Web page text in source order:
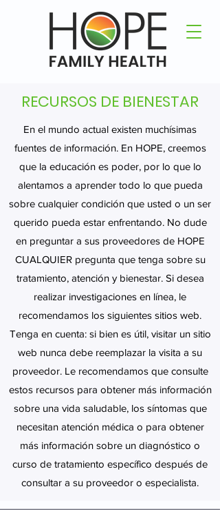
RECURSOS DE BIENESTAR
En el mundo actual existen muchísimas
fuentes de información. En HOPE, creemos
que la educación es poder, por lo que lo
alentamos a aprender todo lo que pueda
sobre cualquier condición que usted o un ser
querido pueda estar enfrentando. No dude
en preguntar a sus proveedores de HOPE
CUALQUIER pregunta que tenga sobre su
tratamiento, atención y bienestar. Si desea
realizar investigaciones en línea, le
recomendamos los siguientes sitios web.
Tenga en cuenta: si bien es útil, visitar un sitio
web nunca debe reemplazar la visita a su
proveedor. Le recomendamos que consulte
estos recursos para obtener más información
sobre una vida saludable, los síntomas que
necesitan atención médica o para obtener
más información sobre un diagnóstico o
curso de tratamiento específico después de
consultar a su proveedor o especialista.